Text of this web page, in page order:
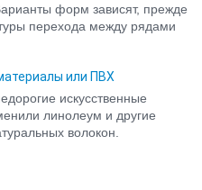
форм зависят, прежде
перехода между рядами
или ПВХ
искусственные
линолеум и другие
волокон.